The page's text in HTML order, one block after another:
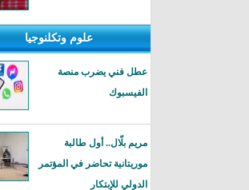
علوم وتكلنوجيا
عطل فني يضرب منصة
الفيسبوك
مريم بلّال.. أول طالبة
موريتانية تحاضر في المؤتمر
الدولي للإبتكار